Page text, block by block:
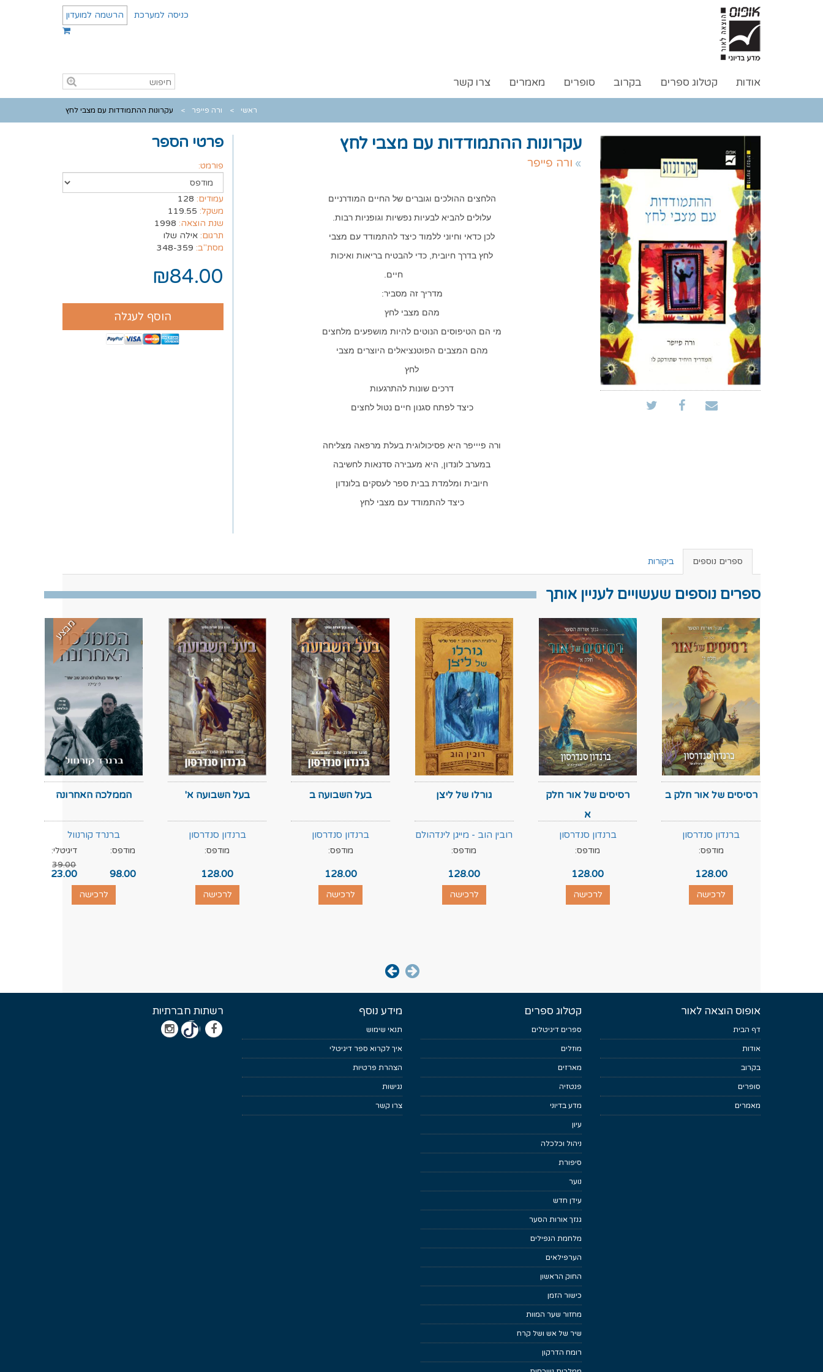
כניסה למערכת הרשמה למועדון
אודות קטלוג ספרים בקרוב סופרים מאמרים צרו קשר
ראשי ורה פייפר עקרונות ההתמודדות עם מצבי לחץ
עקרונות ההתמודדות עם מצבי לחץ
ורה פייפר
הלחצים ההולכים וגוברים של החיים המודרניים
עלולים להביא לבעיות נפשיות וגופניות רבות.
לכן כדאי וחיוני ללמוד כיצד להתמודד עם מצבי
לחץ בדרך חיובית, כדי להבטיח בריאות ואיכות
חיים.
מדריך זה מסביר:
מהם מצבי לחץ
מי הם הטיפוסים הנוטים להיות מושפעים מלחצים
מהם המצבים הפוטנציאלים היוצרים מצבי
לחץ
דרכים שונות להתרגעות
כיצד לפתח סגנון חיים נטול לחצים
ורה פיייפר היא פסיכולוגית בעלת מרפאה מצליחה
במערב לונדון, היא מעבירה סדנאות לחשיבה
חיובית ומלמדת בבית ספר לעסקים בלונדון
כיצד להתמודד עם מצבי לחץ
פרטי הספר
פורמט:
עמודים: 128
משקל: 119.55
שנת הוצאה: 1998
תרגום:אילה שלו
מסת"ב: 348-359
₪84.00
הוסף לעגלה
ספרים נוספים ביקורות
ספרים נוספים שעשויים לעניין אותך
רסיסים של אור חלק ב
ברנדון סנדרסון
מודפס:
128.00
לרכישה
רסיסים של אור חלק
א
ברנדון סנדרסון
מודפס:
128.00
לרכישה
גורלו של ליצן
רובין הוב - מייגן לינדהולם
מודפס:
128.00
לרכישה
בעל השבועה ב
ברנדון סנדרסון
מודפס:
128.00
לרכישה
בעל השבועה א'
ברנדון סנדרסון
מודפס:
128.00
לרכישה
מבצע
הממלכה האחרונה
ברנרד קורנוול
מודפס:
98.00
דיגיטלי:
39.00
23.00
לרכישה
אופוס הוצאה לאור
דף הבית
אודות
בקרוב
סופרים
מאמרים
קטלוג ספרים
ספרים דיגיטלים
מוזלים
מארזים
פנטזיה
מדע בדיוני
עיון
ניהול וכלכלה
סיפורת
נוער
עידן חדש
גנזך אורות הסער
מלחמת הנפילים
הערפילאים
החוק הראשון
כישור הזמן
מחזור שער המוות
שיר של אש ושל קרח
רומח הדרקון
מידע נוסף
תנאי שימוש
איך לקרוא ספר דיגיטלי
הצהרת פרטיות
נגישות
צרו קשר
רשתות חברתיות